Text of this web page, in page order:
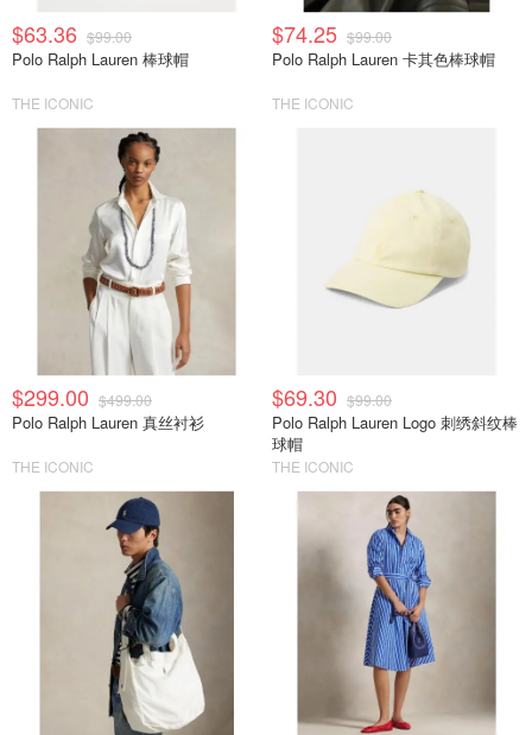
$63.36 $99.00
Polo Ralph Lauren 棒球帽
THE ICONIC
$74.25 $99.00
Polo Ralph Lauren 卡其色棒球帽
THE ICONIC
$299.00 $499.00
Polo Ralph Lauren 真丝衬衫
THE ICONIC
$69.30 $99.00
Polo Ralph Lauren Logo 刺绣斜纹棒
球帽
THE ICONIC